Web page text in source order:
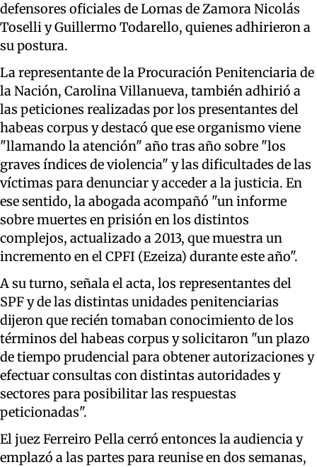
defensores oficiales de Lomas de Zamora Nicolás
Toselli y Guillermo Todarello, quienes adhirieron a
su postura.
La representante de la Procuración Penitenciaria de
la Nación, Carolina Villanueva, también adhirió a
las peticiones realizadas por los presentantes del
habeas corpus y destacó que ese organismo viene
"llamando la atención" año tras año sobre "los
graves índices de violencia" y las dificultades de las
víctimas para denunciar y acceder a la justicia. En
ese sentido, la abogada acompañó "un informe
sobre muertes en prisión en los distintos
complejos, actualizado a 2013, que muestra un
incremento en el CPFI (Ezeiza) durante este año".
A su turno, señala el acta, los representantes del
SPF y de las distintas unidades penitenciarias
dijeron que recién tomaban conocimiento de los
términos del habeas corpus y solicitaron "un plazo
de tiempo prudencial para obtener autorizaciones y
efectuar consultas con distintas autoridades y
sectores para posibilitar las respuestas
peticionadas".
El juez Ferreiro Pella cerró entonces la audiencia y
emplazó a las partes para reunise en dos semanas,